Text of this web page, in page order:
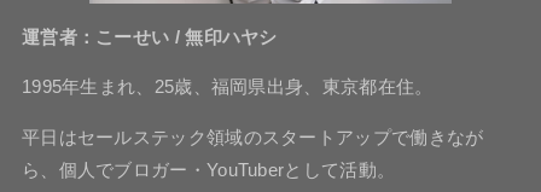
運営者：こーせい / 無印ハヤシ
1995年生まれ、25歳、福岡県出身、東京都在住。
平日はセールステック領域のスタートアップで働きなが
ら、個人でブロガー・YouTuberとして活動。